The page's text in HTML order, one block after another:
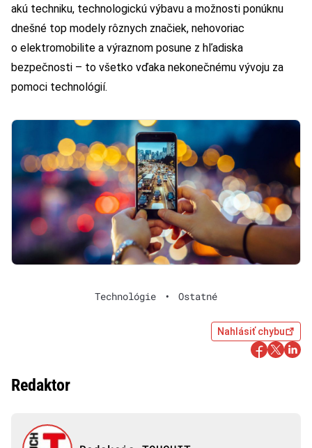
akú techniku, technologickú výbavu a možnosti ponúknu
dnešné top modely rôznych značiek, nehovoriac
o elektromobilite a výraznom posune z hľadiska
bezpečnosti – to všetko vďaka nekonečnému vývoju za
pomoci technológií.
Technológie • Ostatné
Nahlásiť chybu
Redaktor